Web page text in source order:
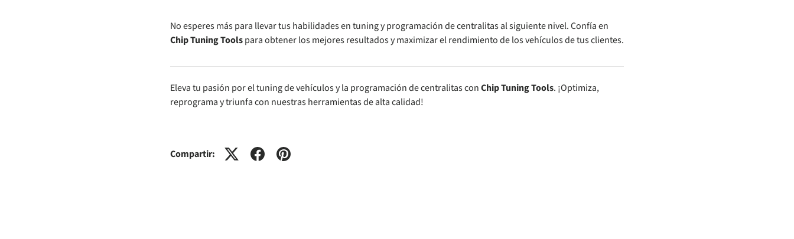
No esperes más para llevar tus habilidades en tuning y programación de centralitas al siguiente nivel. Confía en
Chip Tuning Toolspara obtener los mejores resultados y maximizar el rendimiento de los vehículos de tus clientes.
Eleva tu pasión por el tuning de vehículos y la programación de centralitas conChip Tuning Tools. ¡Optimiza,
reprograma y triunfa con nuestras herramientas de alta calidad!
Compartir: